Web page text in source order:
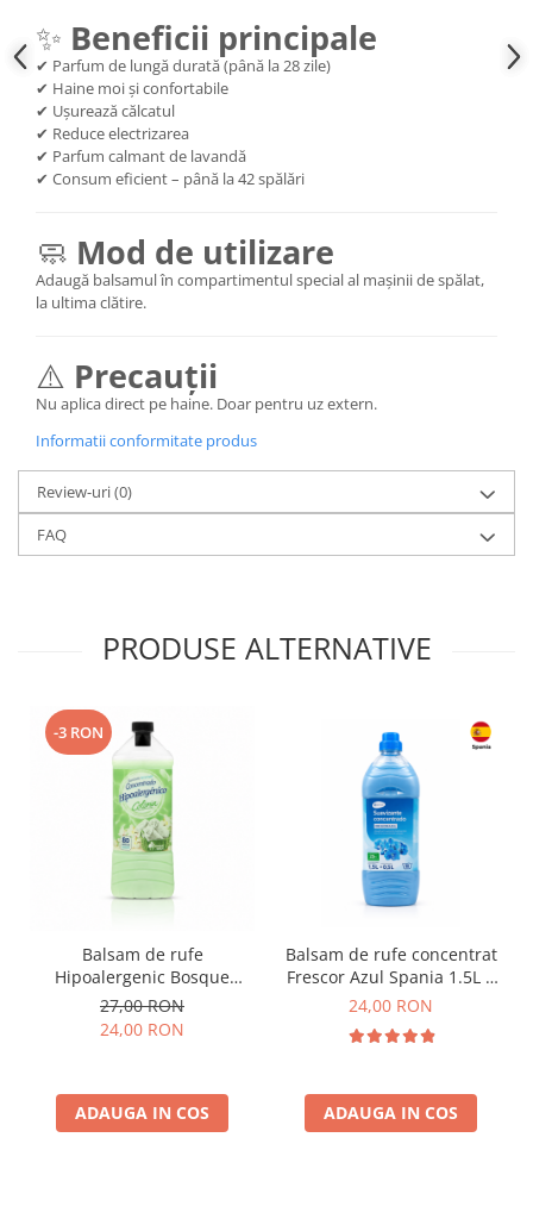
✨ Beneficii principale
✔ Parfum de lungă durată (până la 28 zile)
✔ Haine moi și confortabile
✔ Ușurează călcatul
✔ Reduce electrizarea
✔ Parfum calmant de lavandă
✔ Consum eficient – până la 42 spălări
🧼 Mod de utilizare
Adaugă balsamul în compartimentul special al mașinii de spălat,
la ultima clătire.
⚠️ Precauții
Nu aplica direct pe haine. Doar pentru uz extern.
Informatii conformitate produs
Review-uri(0)
FAQ
PRODUSE ALTERNATIVE
-3 RON
Balsam de rufe
Hipoalergenic Bosque
Verde Colonia Spania 2L
27,00 RON
24,00 RON
ADAUGA IN COS
Balsam de rufe concentrat
Frescor Azul Spania 1.5L +
0.5L BONUS
24,00 RON
ADAUGA IN COS